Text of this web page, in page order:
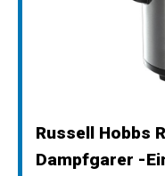
Russell Hobbs
Dampfgarer -